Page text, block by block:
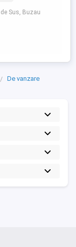
județul Buzău.
sustenabile
Sus, Buzau
De vanzare